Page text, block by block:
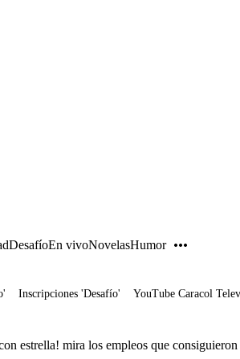
DesafíoEn vivoNovelasHumor
Inscripciones 'Desafío' YouTube Caracol
estrella! mira los empleos que